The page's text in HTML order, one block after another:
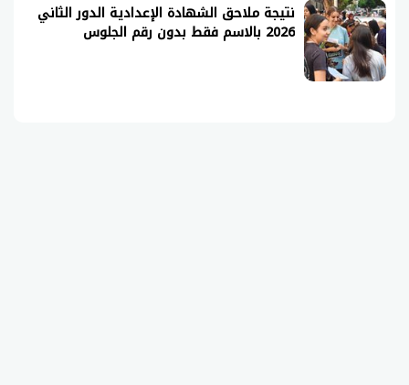
نتيجة ملاحق الشهادة الإعدادية الدور الثاني
2026 بالاسم فقط بدون رقم الجلوس